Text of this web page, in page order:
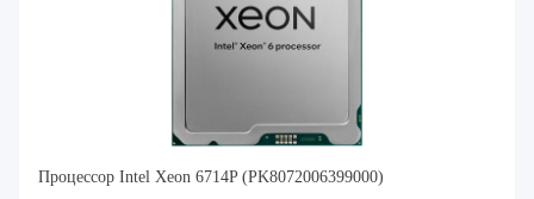
Процессор Intel Xeon 6714P (PK8072006399000)